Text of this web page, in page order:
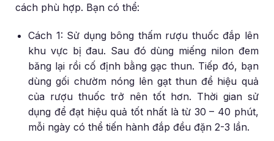
cách phù hợp. Bạn có thể:
Cách 1: Sử dụng bông thấm rượu thuốc đắp lên
khu vực bị đau. Sau đó dùng miếng nilon đem
băng lại rồi cố định bằng gạc thun. Tiếp đó, bạn
dùng gối chườm nóng lên gạt thun để hiệu quả
của rượu thuốc trở nên tốt hơn. Thời gian sử
dụng để đạt hiệu quả tốt nhất là từ 30 – 40 phút,
mỗi ngày có thể tiến hành đắp đều đặn 2-3 lần.